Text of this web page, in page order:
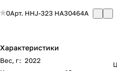
0Арт. HHJ-323 HA30464A
Характеристики
Вес, г: 2022